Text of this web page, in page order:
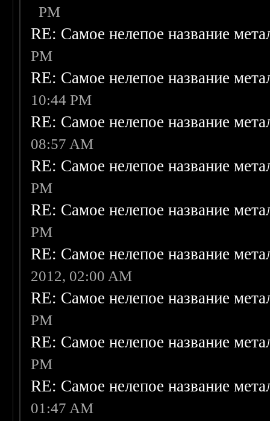
PM
RE: Самое нелепое название
PM
RE: Самое нелепое название
10:44 PM
RE: Самое нелепое название
08:57 AM
RE: Самое нелепое название
PM
RE: Самое нелепое название
PM
RE: Самое нелепое название
2012, 02:00 AM
RE: Самое нелепое название
PM
RE: Самое нелепое название
PM
RE: Самое нелепое название
01:47 AM